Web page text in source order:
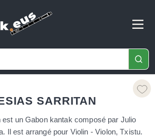
SARRITAN
un Gabon kantak composé par Julio
Il est arrangé pour Violin - Violon, Txistu.